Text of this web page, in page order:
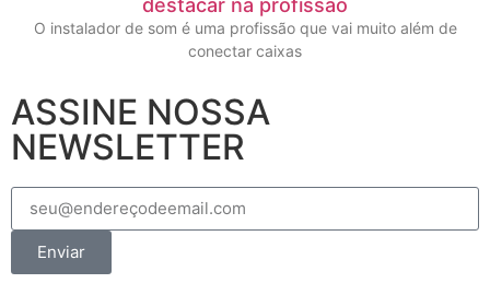
destacar na profissão
O instalador de som é uma profissão que vai muito além de
conectar caixas
ASSINE NOSSA
NEWSLETTER
Enviar